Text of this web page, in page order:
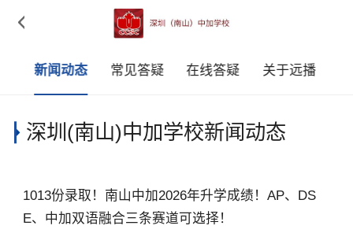

新闻动态 常见答疑 在线答疑 关于远播
深圳(南山)中加学校新闻动态
1013份录取！南山中加2026年升学成绩！AP、DS
E、中加双语融合三条赛道可选择！